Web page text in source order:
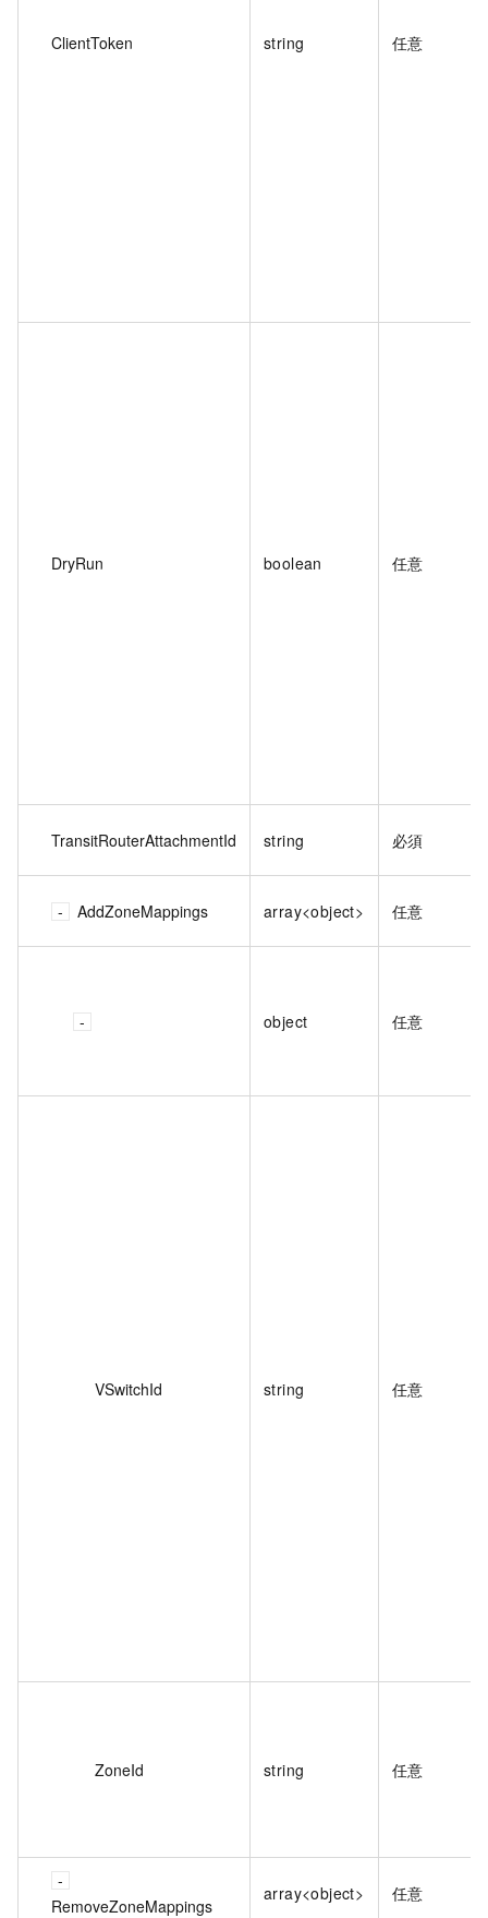
ClientToken string 任意
DryRun boolean 任意
TransitRouterAttachmentId string 必須
AddZoneMappings array<object> 任意
object 任意
VSwitchId string 任意
ZoneId string 任意
RemoveZoneMappings
array<object> 任意